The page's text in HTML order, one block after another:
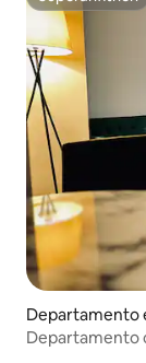
Superanfitrión
Departamento
Departamento